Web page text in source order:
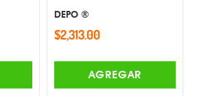
DEPO ®
$2,313.00
AGREGAR